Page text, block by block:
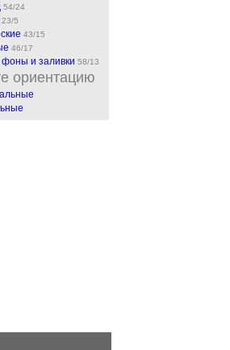
54/24
23/5
43/15
46/17
и заливки 58/13
ориентацию